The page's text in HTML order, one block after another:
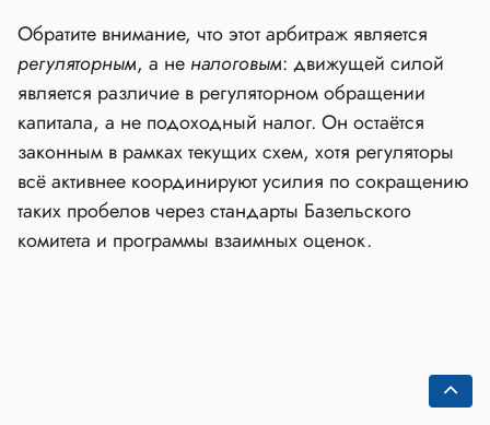
Обратите внимание, что этот арбитраж является
регуляторным, а не налоговым: движущей силой
является различие в регуляторном обращении
капитала, а не подоходный налог. Он остаётся
законным в рамках текущих схем, хотя регуляторы
всё активнее координируют усилия по сокращению
таких пробелов через стандарты Базельского
комитета и программы взаимных оценок.